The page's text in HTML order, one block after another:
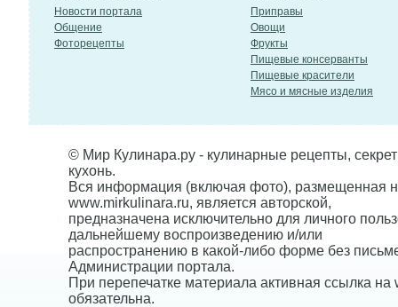
Новости портала
Общение
Фоторецепты
Приправы
Овощи
Фрукты
Пищевые консерванты
Пищевые красители
Мясо и мясные изделия
© Мир Кулинара.ру - кулинарные рецепты,
кухонь.
Вся информация (включая фото), размещенная
www.mirkulinara.ru, является авторской,
предназначена исключительно для личного
дальнейшему воспроизведению и/или
распространению в какой-либо форме без
Администрации портала.
При перепечатке материала активная ссылка на
обязательна.